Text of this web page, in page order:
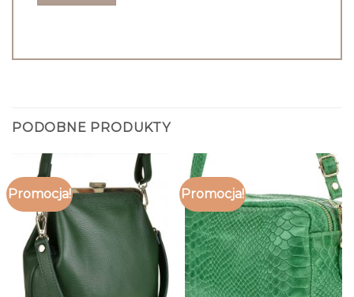
PODOBNE PRODUKTY
Promocja! Promocja!